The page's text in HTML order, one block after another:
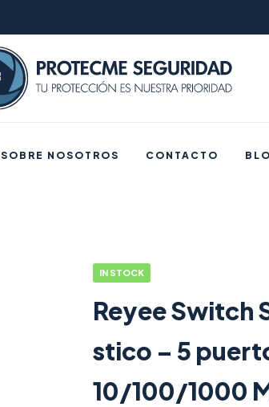
SOBRE NOSOTROS CONTACTO
IN STOCK
Reyee Switch
stico – 5
10/100/1000